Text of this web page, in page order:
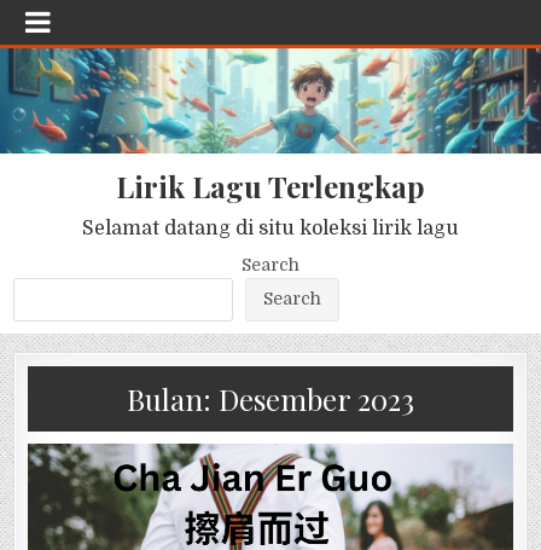
Lirik Lagu Terlengkap
Selamat datang di situ koleksi lirik lagu
Search
Search
Bulan: Desember 2023